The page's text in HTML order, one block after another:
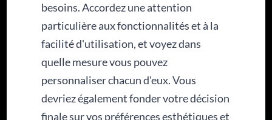
besoins. Accordez une attention
particulière aux fonctionnalités et à la
facilité d'utilisation, et voyez dans
quelle mesure vous pouvez
personnaliser chacun d'eux. Vous
devriez également fonder votre décision
finale sur vos préférences esthétiques et